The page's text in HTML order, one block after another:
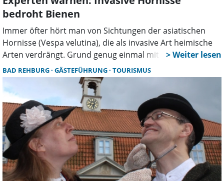
bedroht Bienen
Immer öfter hört man von Sichtungen der asiatischen
Hornisse (Vespa velutina), die als invasive Art heimische
Arten verdrängt. Grund genug einmal mit Marcel Müller-
Meißner zu sprechen. Er ist Wespenberater und
Hornissenberater in der Region Hannover und im
Landkreis Schaumburg.
BAD REHBURG GÄSTEFÜHRUNG TOURISMUS